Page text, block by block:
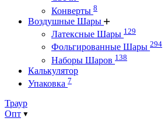
Конверты 8
Воздушные Шары
Латексные Шары 129
Фольгированные Шары 294
Наборы Шаров 138
Калькулятор
Упаковка 7
Траур
Опт